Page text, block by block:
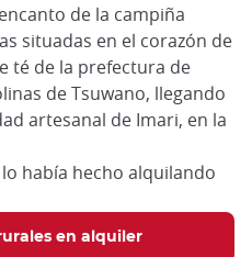
de la campiña
situadas en el corazón de
té de la prefectura de
de Tsuwano, llegando
artesanal de Imari, en la
había hecho alquilando
en alquiler